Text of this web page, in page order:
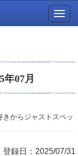
07月
きからジャストスペッ
登録日：2025/07/31